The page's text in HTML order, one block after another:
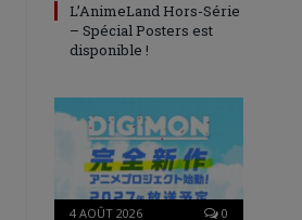
L’AnimeLand Hors-Série
– Spécial Posters est
disponible !
4 AOÛT 2026 0